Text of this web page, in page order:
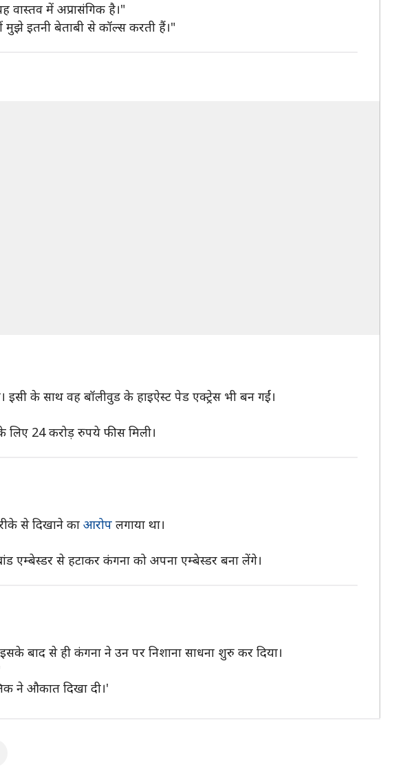
में अप्रासंगिक है।"
मुझे इतनी बेताबी से कॉल्स करती हैं।"
के साथ वह बॉलीवुड के हाइऐस्ट पेड एक्ट्रेस भी बन गईं।
24 करोड़ रुपये फीस मिली।
से दिखाने का आरोप लगाया था।
एम्बेस्डर से हटाकर कंगना को अपना एम्बेस्डर बना लेंगे।
बाद से ही कंगना ने उन पर निशाना साधना शुरु कर दिया।
ने औकात दिखा दी।'